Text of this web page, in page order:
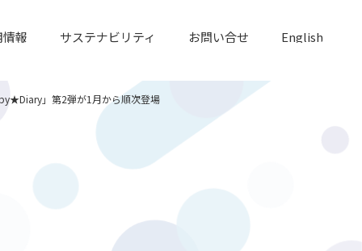
報 サステナビリティ お問い合せ English
」第2弾が1月から順次登場